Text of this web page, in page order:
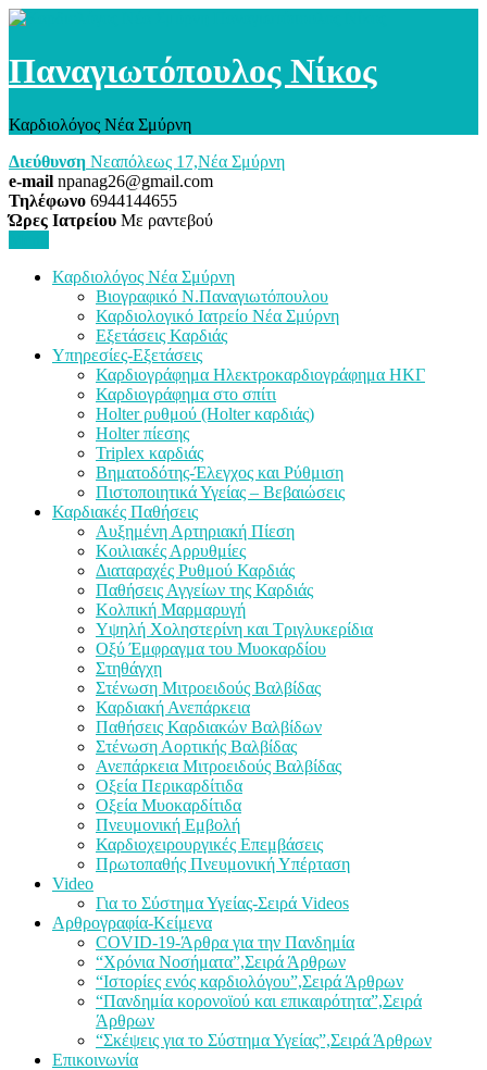
Παναγιωτόπουλος Νίκος
Καρδιολόγος Νέα Σμύρνη
Διεύθυνση Νεαπόλεως 17,Νέα Σμύρνη
e-mail npanag26@gmail.com
Τηλέφωνο 6944144655
Ώρες Ιατρείου Με ραντεβού
Καρδιολόγος Νέα Σμύρνη
Βιογραφικό Ν.Παναγιωτόπουλου
Καρδιολογικό Ιατρείο Νέα Σμύρνη
Εξετάσεις Καρδιάς
Υπηρεσίες-Εξετάσεις
Καρδιογράφημα Ηλεκτροκαρδιογράφημα ΗΚΓ
Καρδιογράφημα στο σπίτι
Holter ρυθμού (Holter καρδιάς)
Holter πίεσης
Triplex καρδιάς
Βηματοδότης-Έλεγχος και Ρύθμιση
Πιστοποιητικά Υγείας – Βεβαιώσεις
Καρδιακές Παθήσεις
Αυξημένη Αρτηριακή Πίεση
Κοιλιακές Αρρυθμίες
Διαταραχές Ρυθμού Καρδιάς
Παθήσεις Αγγείων της Καρδιάς
Κολπική Μαρμαρυγή
Υψηλή Χοληστερίνη και Τριγλυκερίδια
Οξύ Έμφραγμα του Μυοκαρδίου
Στηθάγχη
Στένωση Μιτροειδούς Βαλβίδας
Καρδιακή Ανεπάρκεια
Παθήσεις Καρδιακών Βαλβίδων
Στένωση Αορτικής Βαλβίδας
Ανεπάρκεια Μιτροειδούς Βαλβίδας
Οξεία Περικαρδίτιδα
Οξεία Μυοκαρδίτιδα
Πνευμονική Εμβολή
Καρδιοχειρουργικές Επεμβάσεις
Πρωτοπαθής Πνευμονική Υπέρταση
Video
Για το Σύστημα Υγείας-Σειρά Videos
Αρθρογραφία-Κείμενα
COVID-19-Άρθρα για την Πανδημία
“Χρόνια Νοσήματα”,Σειρά Άρθρων
“Ιστορίες ενός καρδιολόγου”,Σειρά Άρθρων
“Πανδημία κορονοϊού και επικαιρότητα”,Σειρά
Άρθρων
“Σκέψεις για το Σύστημα Υγείας”,Σειρά Άρθρων
Επικοινωνία